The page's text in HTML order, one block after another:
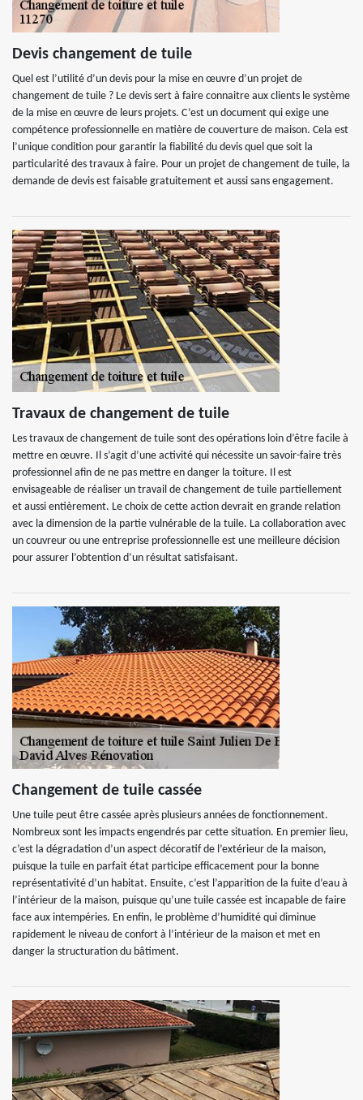
Devis changement de tuile
Quel est l’utilité d’un devis pour la mise en œuvre d’un projet de
changement de tuile ? Le devis sert à faire connaitre aux clients le système
de la mise en œuvre de leurs projets. C’est un document qui exige une
compétence professionnelle en matière de couverture de maison. Cela est
l’unique condition pour garantir la fiabilité du devis quel que soit la
particularité des travaux à faire. Pour un projet de changement de tuile, la
demande de devis est faisable gratuitement et aussi sans engagement.
Travaux de changement de tuile
Les travaux de changement de tuile sont des opérations loin d’être facile à
mettre en œuvre. Il s’agit d’une activité qui nécessite un savoir-faire très
professionnel afin de ne pas mettre en danger la toiture. Il est
envisageable de réaliser un travail de changement de tuile partiellement
et aussi entièrement. Le choix de cette action devrait en grande relation
avec la dimension de la partie vulnérable de la tuile. La collaboration avec
un couvreur ou une entreprise professionnelle est une meilleure décision
pour assurer l’obtention d’un résultat satisfaisant.
Changement de tuile cassée
Une tuile peut être cassée après plusieurs années de fonctionnement.
Nombreux sont les impacts engendrés par cette situation. En premier lieu,
c’est la dégradation d’un aspect décoratif de l’extérieur de la maison,
puisque la tuile en parfait état participe efficacement pour la bonne
représentativité d’un habitat. Ensuite, c’est l’apparition de la fuite d’eau à
l’intérieur de la maison, puisque qu’une tuile cassée est incapable de faire
face aux intempéries. En enfin, le problème d’humidité qui diminue
rapidement le niveau de confort à l’intérieur de la maison et met en
danger la structuration du bâtiment.